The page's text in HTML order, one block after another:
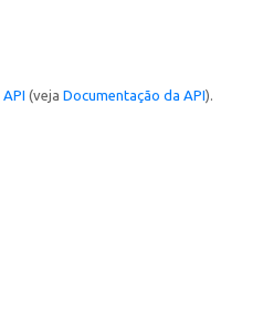
API (veja Documentação da API).